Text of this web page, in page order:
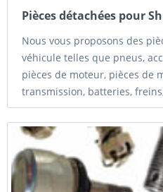
Pièces détachées pour
Nous vous proposons des
véhicule telles que pneus,
pièces de moteur, pièces de
transmission, batteries,